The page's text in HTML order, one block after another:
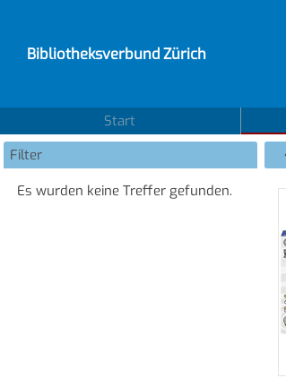
Bibliotheksverbund Zürich
Start
Filter
Es wurden keine Treffer gefunden.